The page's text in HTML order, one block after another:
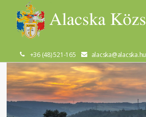
+36 (48) 521-165 alacska@alacska.hu